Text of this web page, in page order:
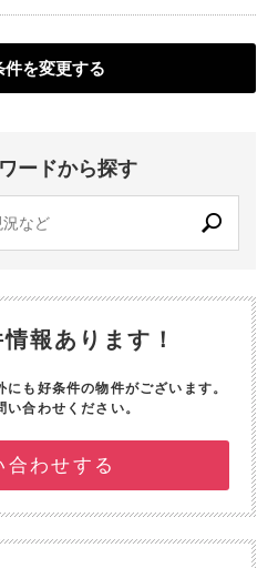
件を変更する
ードから探す
報あります！
も好条件の物件がございます。
い合わせください。
合わせする